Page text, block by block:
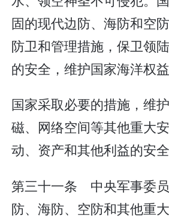
固的现代边防、海防和空
防卫和管理措施，保卫领
的安全，维护国家海洋权益
国家采取必要的措施，维
磁、网络空间等其他重大
动、资产和其他利益的安全
第三十一条 中央军事委
防、海防、空防和其他重